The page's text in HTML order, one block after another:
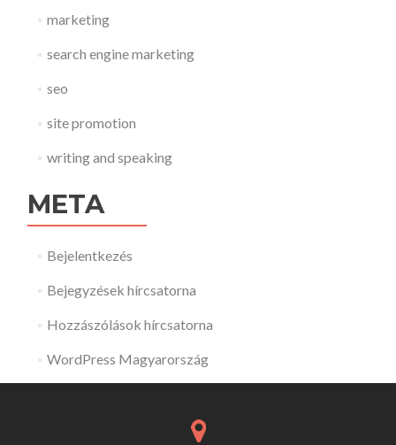
marketing
search engine marketing
seo
site promotion
writing and speaking
META
Bejelentkezés
Bejegyzések hírcsatorna
Hozzászólások hírcsatorna
WordPress Magyarország